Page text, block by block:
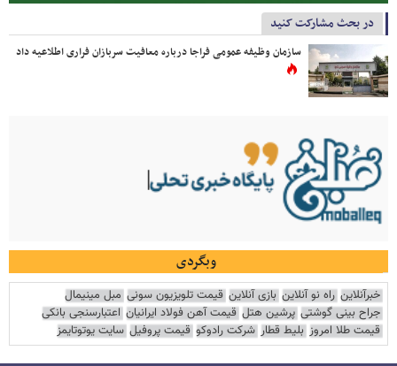
در بحث مشارکت کنید
سازمان وظیفه عمومی فراجا درباره معافیت سربازان فراری اطلاعیه داد
وبگردی
خبرآنلاین راه نو آنلاین بازی آنلاین قیمت تلویزیون سونی مبل مینیمال
جراح بینی گوشتی پرشین هتل قیمت آهن فولاد ایرانیان اعتبارسنجی بانکی
قیمت طلا امروز بلیط قطار شرکت رادوکو قیمت پروفیل سایت یوتوتایمز